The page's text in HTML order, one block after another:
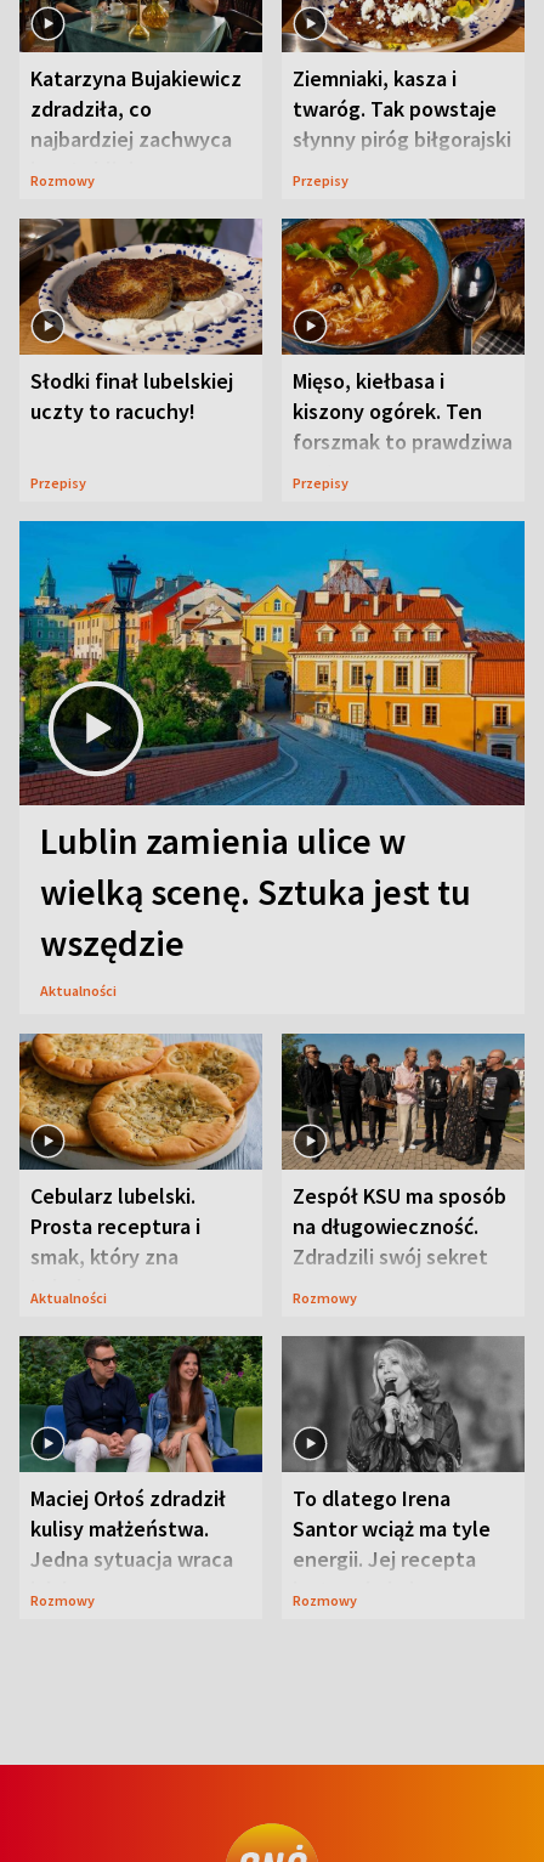
Katarzyna Bujakiewicz
zdradziła, co
najbardziej zachwyca
ją w Lublinie
Rozmowy
Ziemniaki, kasza i
twaróg. Tak powstaje
słynny piróg biłgorajski
Przepisy
Słodki finał lubelskiej
uczty to racuchy!
Przepisy
Mięso, kiełbasa i
kiszony ogórek. Ten
forszmak to prawdziwa
uczta
Przepisy
Lublin zamienia ulice w
wielką scenę. Sztuka jest tu
wszędzie
Aktualności
Cebularz lubelski.
Prosta receptura i
smak, który zna
Lubelszczyzna
Aktualności
Zespół KSU ma sposób
na długowieczność.
Zdradzili swój sekret
Rozmowy
Maciej Orłoś zdradził
kulisy małżeństwa.
Jedna sytuacja wraca
jak bumerang
Rozmowy
To dlatego Irena
Santor wciąż ma tyle
energii. Jej recepta
jest zaskakująco
Rozmowy